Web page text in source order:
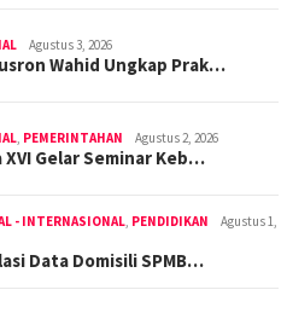
Agustus 3, 2026
Wahid Ungkap Prak…
PEMERINTAHAN Agustus 2, 2026
XVI Gelar Seminar Keb…
- INTERNASIONAL PENDIDIKAN
Agustus 1,
Data Domisili SPMB…